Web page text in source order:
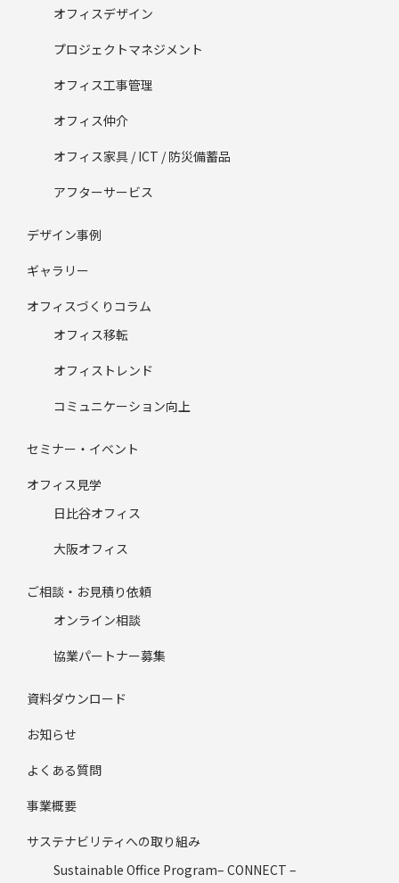
オフィスデザイン
プロジェクトマネジメント
オフィス工事管理
オフィス仲介
オフィス家具 / ICT / 防災備蓄品
アフターサービス
デザイン事例
ギャラリー
オフィスづくりコラム
オフィス移転
オフィストレンド
コミュニケーション向上
セミナー・イベント
オフィス見学
日比谷オフィス
大阪オフィス
ご相談・お見積り依頼
オンライン相談
協業パートナー募集
資料ダウンロード
お知らせ
よくある質問
事業概要
サステナビリティへの取り組み
Sustainable Office Program– CONNECT –